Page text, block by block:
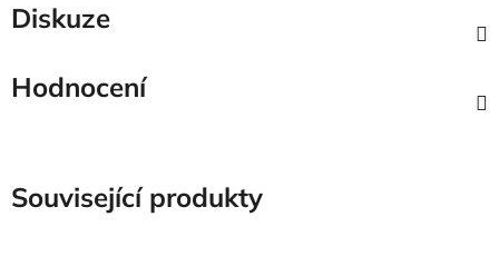
Diskuze
Hodnocení
Související produkty